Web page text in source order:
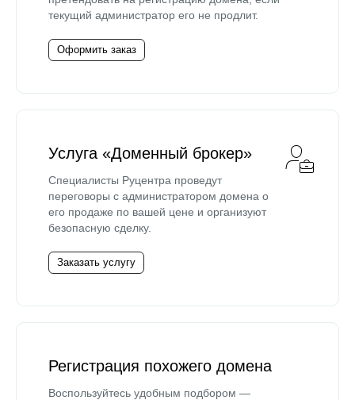
текущий администратор его не продлит.
Оформить заказ
Услуга «Доменный брокер»
Специалисты Руцентра проведут
переговоры с администратором домена о
его продаже по вашей цене и организуют
безопасную сделку.
Заказать услугу
Регистрация похожего домена
Воспользуйтесь удобным подбором —